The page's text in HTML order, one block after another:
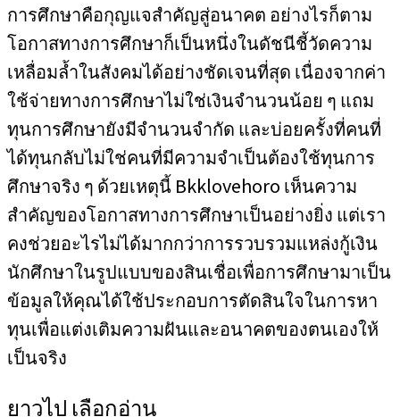
การศึกษาคือกุญแจสำคัญสู่อนาคต อย่างไรก็ตาม
โอกาสทางการศึกษาก็เป็นหนึ่งในดัชนีชี้วัดความ
เหลื่อมล้ำในสังคมได้อย่างชัดเจนที่สุด เนื่องจากค่า
ใช้จ่ายทางการศึกษาไม่ใช่เงินจำนวนน้อย ๆ แถม
ทุนการศึกษายังมีจำนวนจำกัด และบ่อยครั้งที่คนที่
ได้ทุนกลับไม่ใช่คนที่มีความจำเป็นต้องใช้ทุนการ
ศึกษาจริง ๆ ด้วยเหตุนี้ Bkklovehoro เห็นความ
สำคัญของโอกาสทางการศึกษาเป็นอย่างยิ่ง แต่เรา
คงช่วยอะไรไม่ได้มากกว่าการรวบรวมแหล่งกู้เงิน
นักศึกษาในรูปแบบของสินเชื่อเพื่อการศึกษามาเป็น
ข้อมูลให้คุณได้ใช้ประกอบการตัดสินใจในการหา
ทุนเพื่อแต่งเติมความฝันและอนาคตของตนเองให้
เป็นจริง
ยาวไป เลือกอ่าน